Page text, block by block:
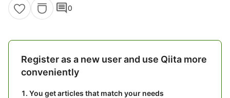
comment0
Register as a new user and use Qiita more
conveniently
You get articles that match your needs